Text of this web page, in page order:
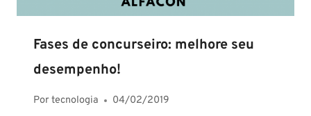
Fases de concurseiro: melhore seu
desempenho!
Portecnologia 04/02/2019